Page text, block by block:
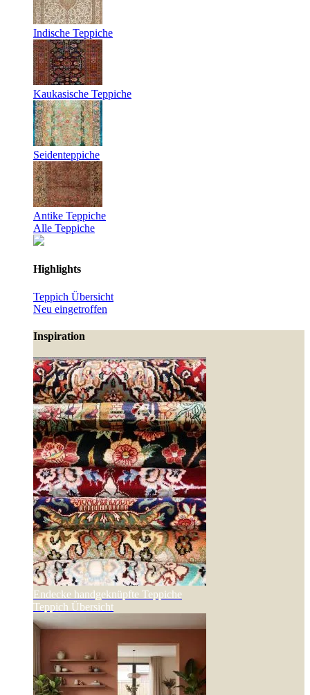
Indische Teppiche
Kaukasische Teppiche
Seidenteppiche
Antike Teppiche
Alle Teppiche
Highlights
Teppich Übersicht
Neu eingetroffen
Inspiration
Endecke handgeknüpfte Teppiche
Teppich Übersicht